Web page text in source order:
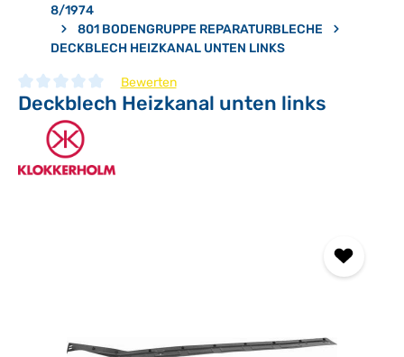
/1974
801 BODENGRUPPE REPARATURBLECHE
DECKBLECH HEIZKANAL UNTEN LINKS
Durchschnittliche Bewertung von 0 von 5 Sternen
Bewerten
Deckblech Heizkanal unten links